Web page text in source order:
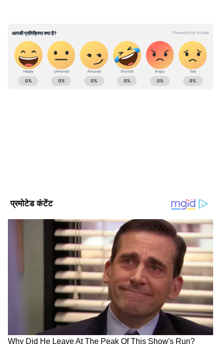
इससे पहले असेबंली ने पाकिस्तान के मुख्य न्यायाधीश
(CJP) उमर अता बांदियाल के खिलाफ भी एक प्रस्ताव
पेश किया और उनके खिलाफ सर्वसम्मति से एक विशेष
समिति के गठन की मांग की मुख्य न्यायाधीश लाए गए
प्रस्ताव में उनके खिलाफ मिसकंडक्ट और शपथ से भटकने
के लिए मामला दायर किया गया था। यह प्रस्ताव
पाकिस्तान पीपुल्स पार्टी (PPP) की डॉ शाजिया सोबिया ने
पेश किया था।
ABOUT THE AUTHOR
DOWNLOAD APP